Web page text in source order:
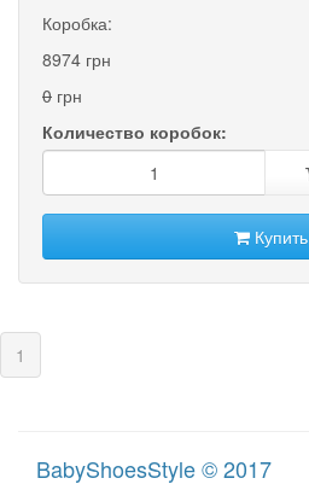
Коробка:
8974 грн
0 грн
Количество коробок:
Купить
1
BabyShoesStyle © 2017